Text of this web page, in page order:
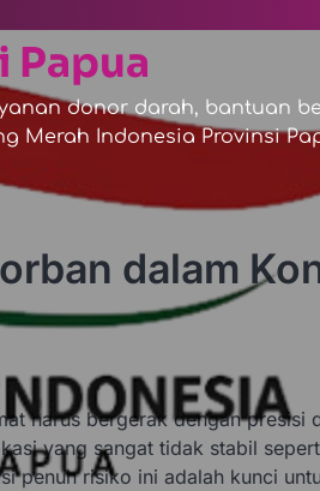
Papua
donor darah, bantuan
Merah Indonesia Provinsi
dalam
harus bergerak dengan presisi
yang sangat tidak stabil
penuh risiko ini adalah kunci